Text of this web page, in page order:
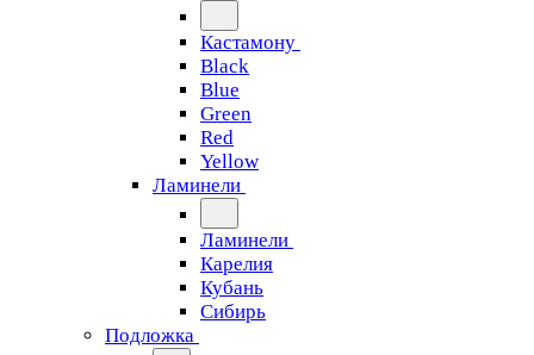
Кастамону
Black
Blue
Green
Red
Yellow
Ламинели
Ламинели
Карелия
Кубань
Сибирь
Подложка